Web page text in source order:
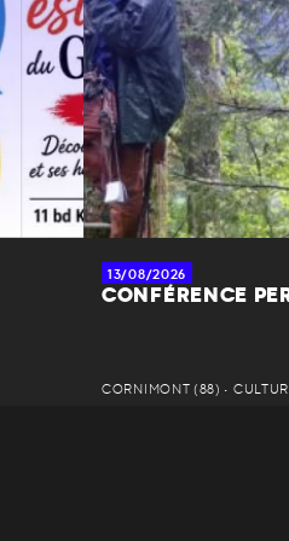
13/08/2026
CONFÉRENCE
CORNIMONT (88) •